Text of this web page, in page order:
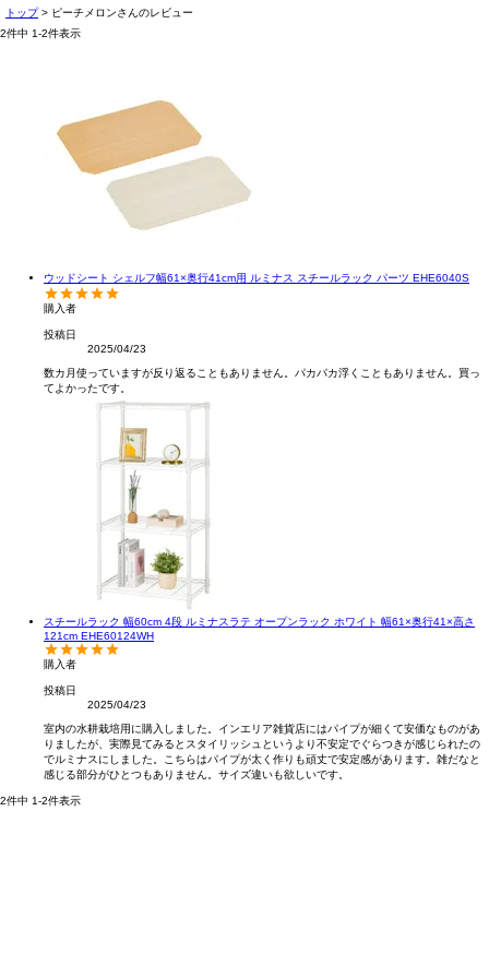
トップ
ピーチメロンさんのレビュー
2件中 1-2件表示
ウッドシート シェルフ幅61×奥行41cm用 ルミナス スチールラック パーツ EHE6040S
購入者
投稿日
2025/04/23
数カ月使っていますが反り返ることもありません。パカパカ浮くこともありません。買っ
てよかったです。
スチールラック 幅60cm 4段 ルミナスラテ オープンラック ホワイト 幅61×奥行41×高さ
121cm EHE60124WH
購入者
投稿日
2025/04/23
室内の水耕栽培用に購入しました。インエリア雑貨店にはパイプが細くて安価なものがあ
りましたが、実際見てみるとスタイリッシュというより不安定でぐらつきが感じられたの
でルミナスにしました。こちらはパイプが太く作りも頑丈で安定感があります。雑だなと
感じる部分がひとつもありません。サイズ違いも欲しいです。
2件中 1-2件表示